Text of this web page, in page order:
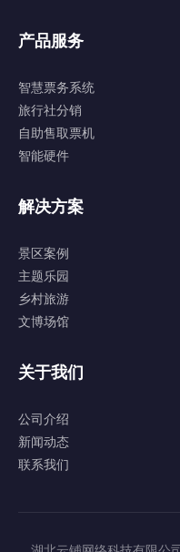
产品服务
智慧票务系统
旅行社分销
自助售取票机
智能硬件
解决方案
景区案例
主题乐园
乡村旅游
文博场馆
关于我们
公司介绍
新闻动态
联系我们